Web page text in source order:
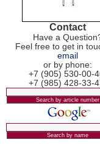
Contact
Have a
Feel free to get in
email
or by phone:
+7 (905) 530-00-
+7 (985) 428-33-